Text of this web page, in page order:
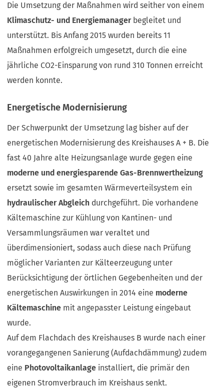
)
Die Umsetzung der Maßnahmen wird seither von einem
Klimaschutz- und Energiemanagerbegleitet und
unterstützt. Bis Anfang 2015 wurden bereits 11
Maßnahmen erfolgreich umgesetzt, durch die eine
jährliche CO2-Einsparung von rund 310 Tonnen erreicht
werden konnte.
Energetische Modernisierung
Der Schwerpunkt der Umsetzung lag bisher auf der
energetischen Modernisierung des Kreishauses A + B. Die
fast 40 Jahre alte Heizungsanlage wurde gegen eine
moderne und energiesparende Gas-Brennwertheizung
ersetzt sowie im gesamten Wärmeverteilsystem ein
hydraulischer Abgleich durchgeführt. Die vorhandene
Kältemaschine zur Kühlung von Kantinen- und
Versammlungsräumen war veraltet und
überdimensioniert, sodass auch diese nach Prüfung
möglicher Varianten zur Kälteerzeugung unter
Berücksichtigung der örtlichen Gegebenheiten und der
energetischen Auswirkungen in 2014 eine moderne
Kältemaschine mit angepasster Leistung eingebaut
wurde.
Auf dem Flachdach des Kreishauses B wurde nach einer
vorangegangenen Sanierung (Aufdachdämmung) zudem
eine Photovoltaikanlage installiert, die primär den
eigenen Stromverbrauch im Kreishaus senkt.